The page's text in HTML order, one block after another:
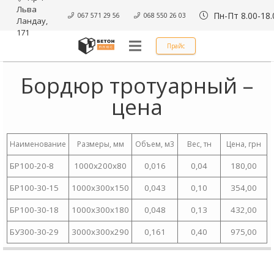
Льва
Ландау,
171
067 571 29 56 068 550 26 03 Пн-Пт 8.00-
Прайс
Бордюр тротуарный –
цена
Наименование Размеры, мм Объем, м3 Вес, тн Цена, грн
БР100-20-8 1000х200х80 0,016 0,04
180,00
БР100-30-15
1000х300х150 0,043 0,10
354,00
БР100-30-18
1000х300х180 0,048 0,13
432,00
БУ300-30-29
3000х300х290 0,161 0,40 975,00